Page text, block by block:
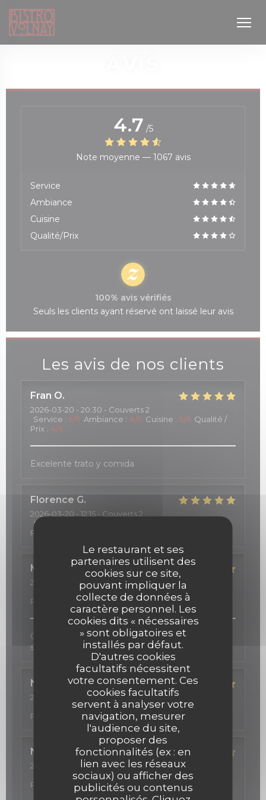
Le restaurant et ses
partenaires utilisent des
cookies sur ce site,
pouvant impliquer la
collecte de données à
caractère personnel. Les
cookies dits « nécessaires
» sont obligatoires et
installés par défaut.
D'autres cookies
facultatifs nécessitent
votre consentement. Ces
cookies facultatifs
servent à analyser votre
navigation, mesurer
l'audience du site,
proposer des
fonctionnalités (ex : en
lien avec les réseaux
sociaux) ou afficher des
publicités ou contenus
Les avis de nos clients
Fran O
2026-03-20 - 20:30 - Couverts 2
Service : 5/5 Ambiance : 4/5 Cuisine : 5/5 Qualité /
Prix : 4/5
Excelente trato y comida
Florence G
2026-03-20 - 12:15 - Couverts 2
Service
Prix
Michelle S
2026-03-12
- 19:00 - Couverts 2
/5 Ambiance : 5 /5 Cuisine: 5/5
Prix
Cadre très agréable, beau décor, cuisine fine,
service professionnel et sympathique!
Nadeen R
2026-02-24
- 19:30 - Couverts 4
5/5 Ambiance: 5/5 Cuisine:5/5 Qualité /
Prix
Nathalie S
2026-02-06
- 21:00 - Couverts 2
2/5 Ambiance: 5/5 Cuisine :4/5
Prix
4.7 /5
Note moyenne — 1067 avis
Service
Ambiance
Cuisine
Qualité/Prix
100% avis vérifiés
Seuls les clients ayant réservé ont laissé leur avis